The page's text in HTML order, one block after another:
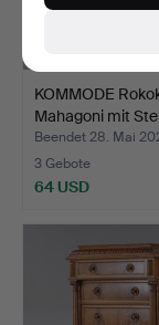
KOMMODE
Mahagoni mit
Beendet 28. Mai
3 Gebote
64 USD